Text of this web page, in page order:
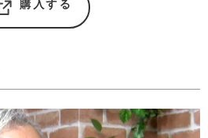
購入する